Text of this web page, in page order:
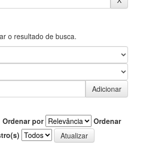
o resultado de busca.
Ordenar por
Ordenar